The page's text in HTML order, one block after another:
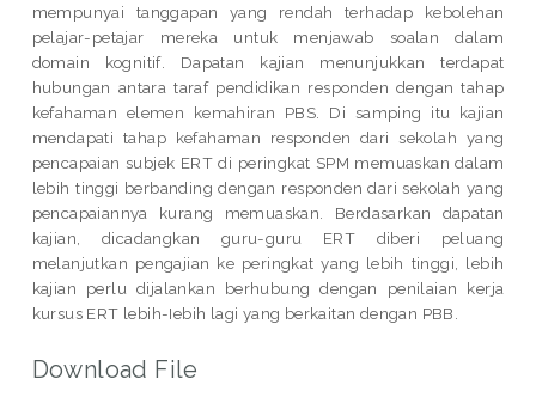
mempunyai tanggapan yang rendah terhadap kebolehan
pelajar-petajar mereka untuk menjawab soalan dalam
domain kognitif. Dapatan kajian menunjukkan terdapat
hubungan antara taraf pendidikan responden dengan tahap
kefahaman elemen kemahiran PBS. Di samping itu kajian
mendapati tahap kefahaman responden dari sekolah yang
pencapaian subjek ERT di peringkat SPM memuaskan dalam
lebih tinggi berbanding dengan responden dari sekolah yang
pencapaiannya kurang memuaskan. Berdasarkan dapatan
kajian, dicadangkan guru-guru ERT diberi peluang
melanjutkan pengajian ke peringkat yang lebih tinggi, lebih
kajian perlu dijalankan berhubung dengan penilaian kerja
kursus ERT lebih-Iebih lagi yang berkaitan dengan PBB.
Download File